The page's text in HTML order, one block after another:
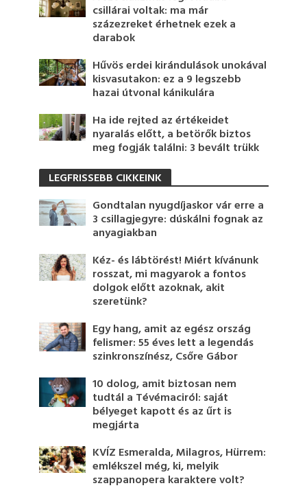
csillárai voltak: ma már
százezreket érhetnek ezek a
darabok
Hűvös erdei kirándulások unokával
kisvasutakon: ez a 9 legszebb
hazai útvonal kánikulára
Ha ide rejted az értékeidet
nyaralás előtt, a betörők biztos
meg fogják találni: 3 bevált trükk
LEGFRISSEBB CIKKEINK
Gondtalan nyugdíjaskor vár erre a
3 csillagjegyre: dúskálni fognak az
anyagiakban
Kéz- és lábtörést! Miért kívánunk
rosszat, mi magyarok a fontos
dolgok előtt azoknak, akit
szeretünk?
Egy hang, amit az egész ország
felismer: 55 éves lett a legendás
szinkronszínész, Csőre Gábor
10 dolog, amit biztosan nem
tudtál a Tévémaciról: saját
bélyeget kapott és az űrt is
megjárta
KVÍZ Esmeralda, Milagros, Hürrem:
emlékszel még, ki, melyik
szappanopera karaktere volt?